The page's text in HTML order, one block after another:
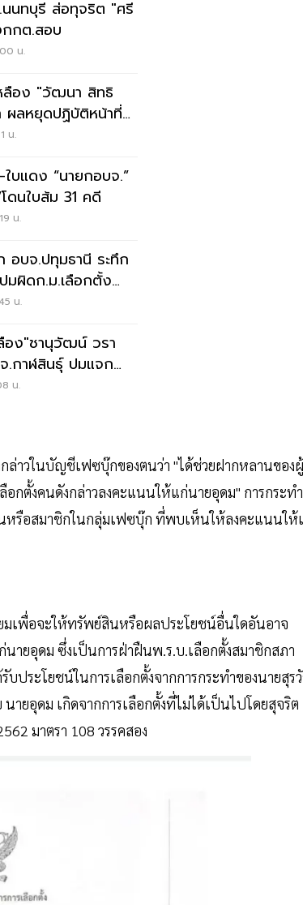
นทบุรี ส่อทุจริต "ศรี
กต.สอบ
น.
ลือง "วัฒนา สิทธิ
ลหยุดปฏิบัติหน้าที่
น.
บแดง “นายกอบจ.”
ดนใบส้ม 31 คดี
น.
อบจ.ปทุมธานี ระทึก
มผิดก.ม.เลือกตั้ง
น.
อง"ชานุวัฒน์ วรา
.กาฬสินธุ์ ปมแจก
น.
าวในบัญชีเฟซบุ๊กของตนว่า "ได้ช่วยฝากหลานของ
อกตั้งคนดังกล่าวลงคะแนนให้แก่นายอุดม" การกระทำ
หรือสมาชิกในกลุ่มเฟซบุ๊ก ที่พบเห็นให้ลงคะแนนให้
เพื่อจะให้ทรัพย์สินหรือผลประโยชน์อื่นใดอันอาจ
ายอุดม ซึ่งเป็นการฝ่าฝืนพ.ร.บ.เลือกตั้งสมาชิกสภา
ประโยชน์ในการเลือกตั้งจากการกระทำของนายสุร
ายอุดม เกิดจากการเลือกตั้งที่ไม่ได้เป็นไปโดยสุจริต
มาตรา 108 วรรคสอง